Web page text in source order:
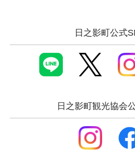
日之影町公式
日之影町観光協会